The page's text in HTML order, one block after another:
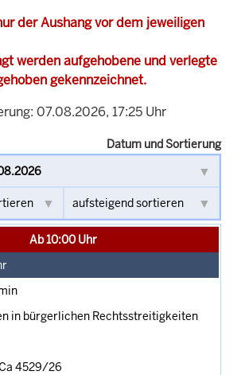
der Aushang vor dem jeweiligen
werden aufgehobene und verlegte
gekennzeichnet.
07.08.2026, 17:25 Uhr
Datum und Sortierung
Ab 10:00 Uhr
in bürgerlichen Rechtsstreitigkeiten
4529/26